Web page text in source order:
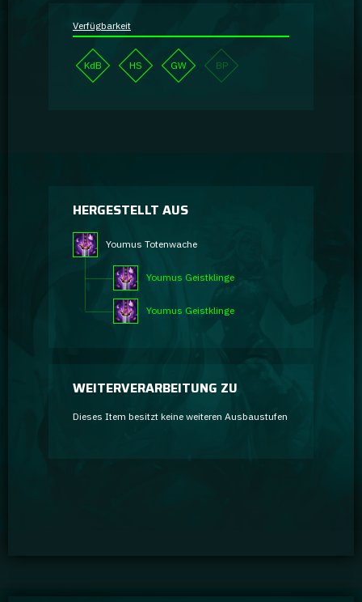
Verfügbarkeit
KdB HS GW BP
HERGESTELLT AUS
Youmus Totenwache
Youmus Geistklinge
Youmus Geistklinge
WEITERVERARBEITUNG ZU
Dieses Item besitzt keine weiteren Ausbaustufen